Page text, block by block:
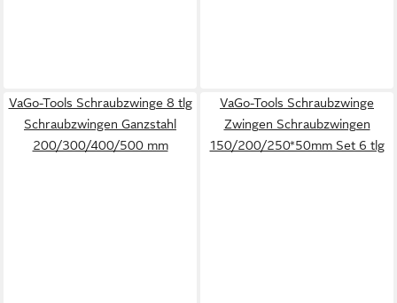
VaGo-Tools Schraubzwinge 8 tlg
Schraubzwingen Ganzstahl
200/300/400/500 mm
VaGo-Tools Schraubzwinge
Zwingen Schraubzwingen
150/200/250*50mm Set 6 tlg